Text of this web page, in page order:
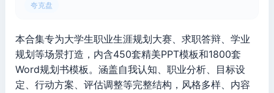
夸克盘
本合集专为大学生职业生涯规划大赛、求职答辩、学业
规划等场景打造，内含450套精美PPT模板和1800套
Word规划书模板。涵盖自我认知、职业分析、目标设
定、行动方案、评估调整等完整结构，风格多样、内容